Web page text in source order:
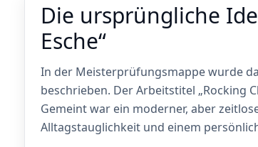
Die ursprüngliche
Esche“
In der Meisterprüfungsmappe wurde
beschrieben. Der Arbeitstitel „Rocking
Gemeint war ein moderner, aber
Alltagstauglichkeit und einem